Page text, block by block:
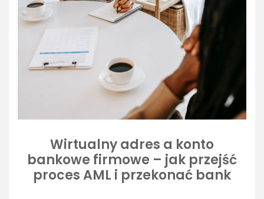
Wirtualny adres a konto
bankowe firmowe – jak przejść
proces AML i przekonać bank